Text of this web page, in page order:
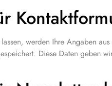
werden Ihre Angaben
Diese Daten geben